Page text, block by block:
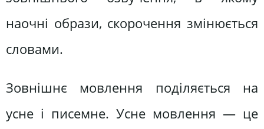
наочні образи, скорочення змінюється
словами.
Зовнішнє мовлення поділяється на
усне і писемне. Усне мовлення — це